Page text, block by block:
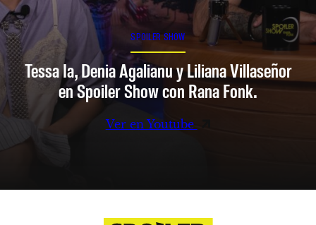
SPOILER SHOW
Tessa Ia, Denia Agalianu y Liliana Villaseñor
en Spoiler Show con Rana Fonk.
Ver en Youtube